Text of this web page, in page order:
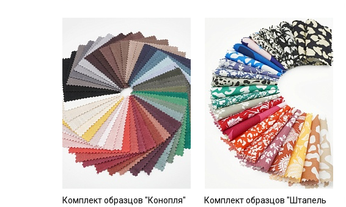
Комплект образцов "Конопля"
Комплект образцов "Штапель